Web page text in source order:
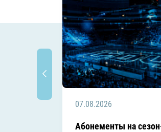
07.08.2026
Абонементы на